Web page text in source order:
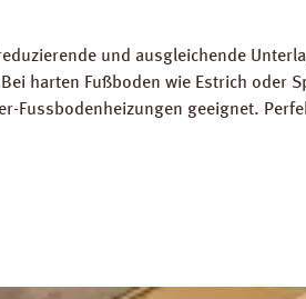
und ausgleichende
harten Fußboden wie Estrich oder
Fussbodenheizungen geeignet.
16 dB (ISO 140-8).